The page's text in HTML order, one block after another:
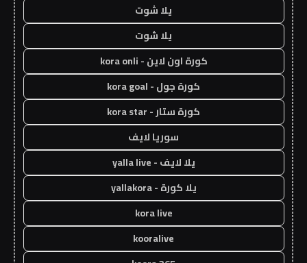
يلا شوت
يلا شوت
كورة اون لاين - kora onli
كورة جول - kora goal
كورة ستار - kora star
سوريا لايف
يلا لايف - yalla live
يلا كورة - yallakora
kora live
kooralive